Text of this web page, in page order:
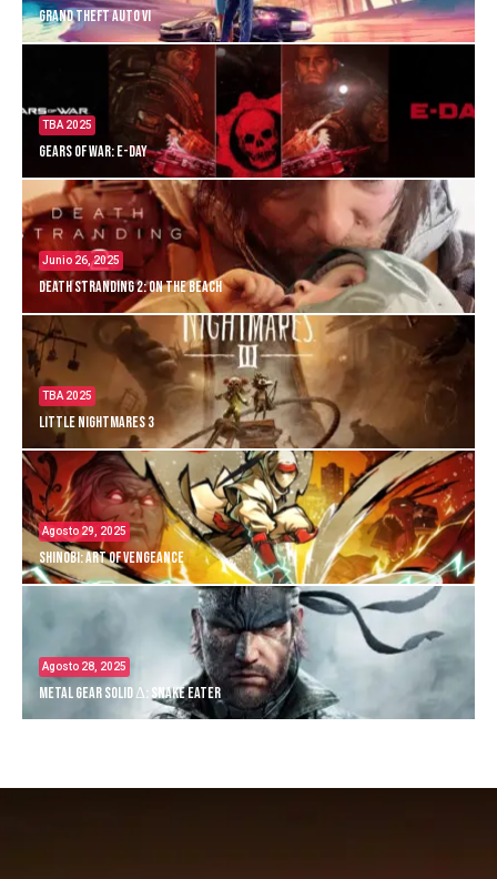
Grand Theft Auto VI
TBA 2025
Gears of War: E-Day
Junio 26, 2025
Death Stranding 2: On the Beach
TBA 2025
Little Nightmares 3
Agosto 29, 2025
Shinobi: Art of Vengeance
Agosto 28, 2025
Metal Gear Solid Δ: Snake Eater